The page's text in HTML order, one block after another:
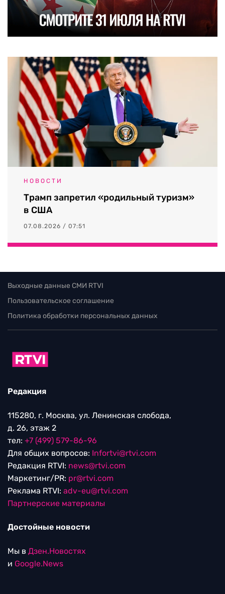
НОВОСТИ
Трамп запретил «родильный туризм»
в США
07.08.2026 / 07:51
Выходные данные СМИ RTVI
Пользовательское соглашение
Политика обработки персональных данных
Редакция
115280, г. Москва, ул. Ленинская слобода,
д. 26, этаж 2
тел: +7 (499) 579-86-96
Для общих вопросов: Infortvi@rtvi.com
Редакция RTVI: news@rtvi.com
Маркетинг/PR: pr@rtvi.com
Реклама RTVI: adv-eu@rtvi.com
Партнерские материалы
Достойные новости
Мы в Дзен.Новостях
и Google.News